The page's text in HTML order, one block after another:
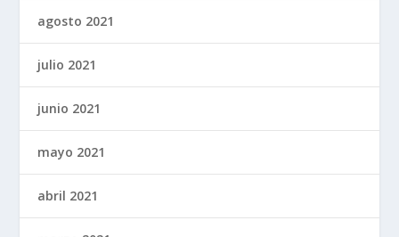
agosto 2021
julio 2021
junio 2021
mayo 2021
abril 2021